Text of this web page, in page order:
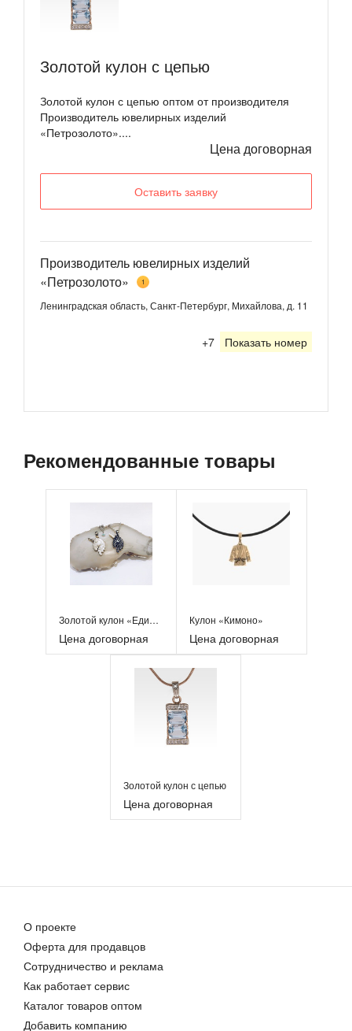
Золотой кулон с цепью
Золотой кулон с цепью оптом от производителя
Производитель ювелирных изделий
«Петрозолото»....
Цена договорная
Оставить заявку
Производитель ювелирных изделий
«Петрозолото»
1
Ленинградская область, Санкт-Петербург, Михайлова, д. 11
+7 Показать номер
Рекомендованные товары
Золотой кулон «Единорог»
Цена договорная
Кулон «Кимоно»
Цена договорная
Золотой кулон с цепью
Цена договорная
О проекте
Оферта для продавцов
Сотрудничество и реклама
Как работает сервис
Каталог товаров оптом
Добавить компанию